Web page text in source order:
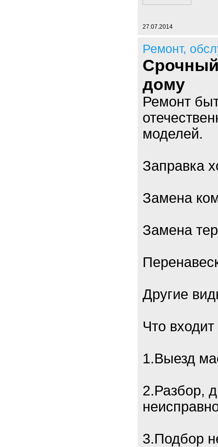
27.07.2014
Ремонт,
дому
Ремонт
моделей.
Заправка
Замена
Замена
Другие
Что
1.Выезд
2.Разбор,
3.Подбор